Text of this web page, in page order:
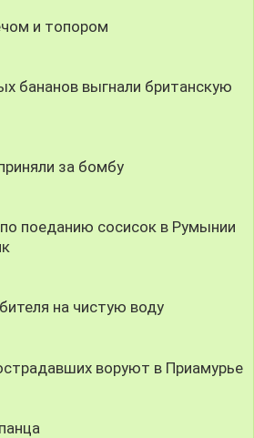
и топором
бананов выгнали британскую
за бомбу
поеданию сосисок в Румынии
на чистую воду
воруют в Приамурье